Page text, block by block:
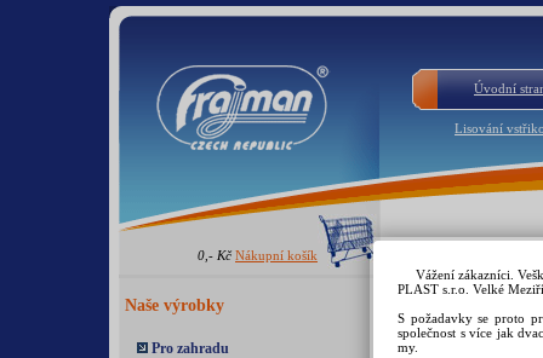
Úvodní
Lisování
0,- Kč Nákupní košík
Naše výrobky
Pro zahradu
Krájecí
Nožičky z
Vážení zákazníci.
PLAST s.r.o. Velké
S požadavky se proto
společnost s více jak
my.